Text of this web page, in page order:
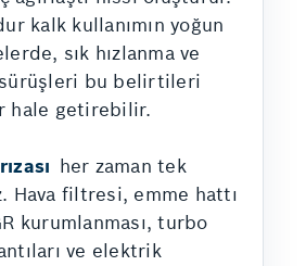
kalk kullanımın yoğun
sık hızlanma ve
sürüşleri bu belirtileri
hale getirebilir.
her zaman tek
Hava filtresi, emme hattı
kurumlanması, turbo
ve elektrik